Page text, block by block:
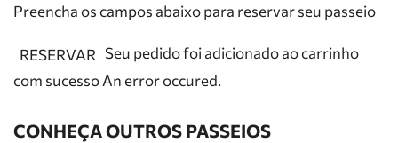
Preencha os campos abaixo para reservar seu passeio
RESERVAR Seu pedido foi adicionado ao carrinho
com sucesso An error occured.
CONHEÇA OUTROS PASSEIOS